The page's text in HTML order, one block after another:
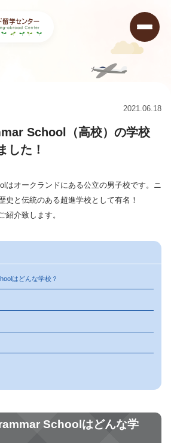
2021.06.18
School（高校）の学校
した！
はオークランドにある公立の男子校です。ニ
史と伝統のある超進学校として有名！
紹介致します。
はどんな学校？
Schoolはどんな学